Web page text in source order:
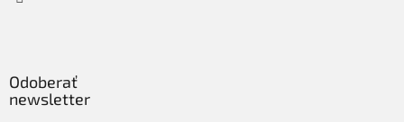
Odoberať
newsletter